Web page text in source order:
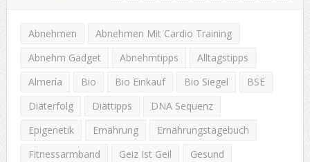
Abnehmen
Abnehmen Mit Cardio Training
Abnehm Gadget
Abnehmtipps
Alltagstipps
Almería
Bio Bio Einkauf Bio Siegel
BSE
Diäterfolg
Diättipps
DNA Sequenz
Epigenetik
Ernährung
Ernährungstagebuch
Fitnessarmband
Geiz Ist Geil
Gesund